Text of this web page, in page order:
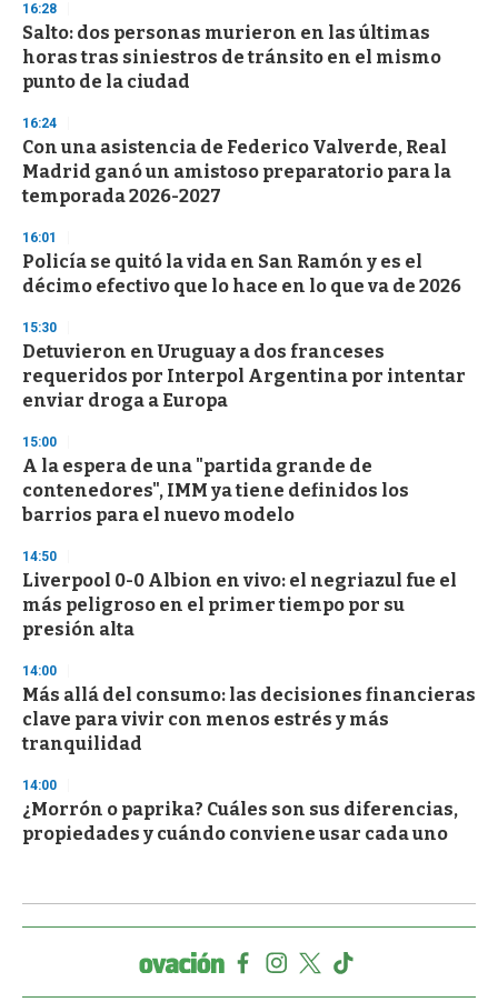
d
s
o
f
3
s
e
c
o
n
16:28
Salto: dos personas murieron en las últimas
horas tras siniestros de tránsito en el mismo
punto de la ciudad
16:24
Con una asistencia de Federico Valverde, Real
Madrid ganó un amistoso preparatorio para la
temporada 2026-2027
16:01
Policía se quitó la vida en San Ramón y es el
décimo efectivo que lo hace en lo que va de 2026
15:30
Detuvieron en Uruguay a dos franceses
requeridos por Interpol Argentina por intentar
enviar droga a Europa
15:00
A la espera de una "partida grande de
contenedores", IMM ya tiene definidos los
barrios para el nuevo modelo
14:50
Liverpool 0-0 Albion en vivo: el negriazul fue el
más peligroso en el primer tiempo por su
presión alta
14:00
Más allá del consumo: las decisiones financieras
clave para vivir con menos estrés y más
tranquilidad
14:00
¿Morrón o paprika? Cuáles son sus diferencias,
propiedades y cuándo conviene usar cada uno